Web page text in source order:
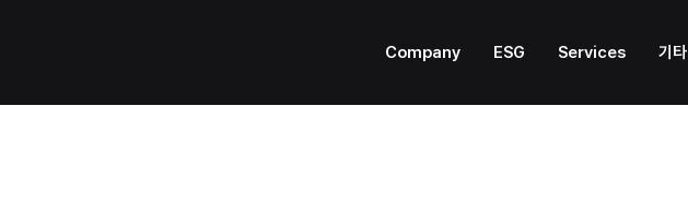
Company ESG Services 기타